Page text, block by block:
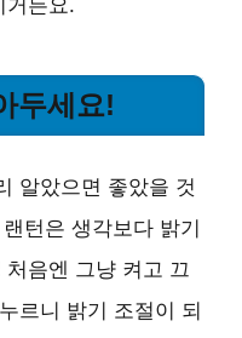
거든요.
두세요!
알았으면 좋았을 것
턴은 생각보다 밝기
음엔 그냥 켜고 끄
르니 밝기 조절이 되